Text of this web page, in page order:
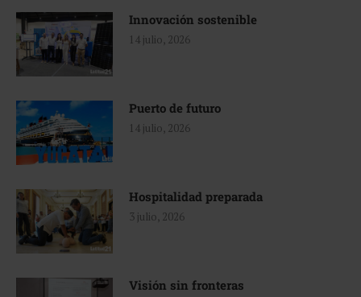
Innovación sostenible
14 julio, 2026
Puerto de futuro
14 julio, 2026
Hospitalidad preparada
3 julio, 2026
Visión sin fronteras